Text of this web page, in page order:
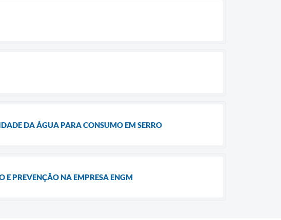
DA ÁGUA PARA CONSUMO EM SERRO
E PREVENÇÃO NA EMPRESA ENGM